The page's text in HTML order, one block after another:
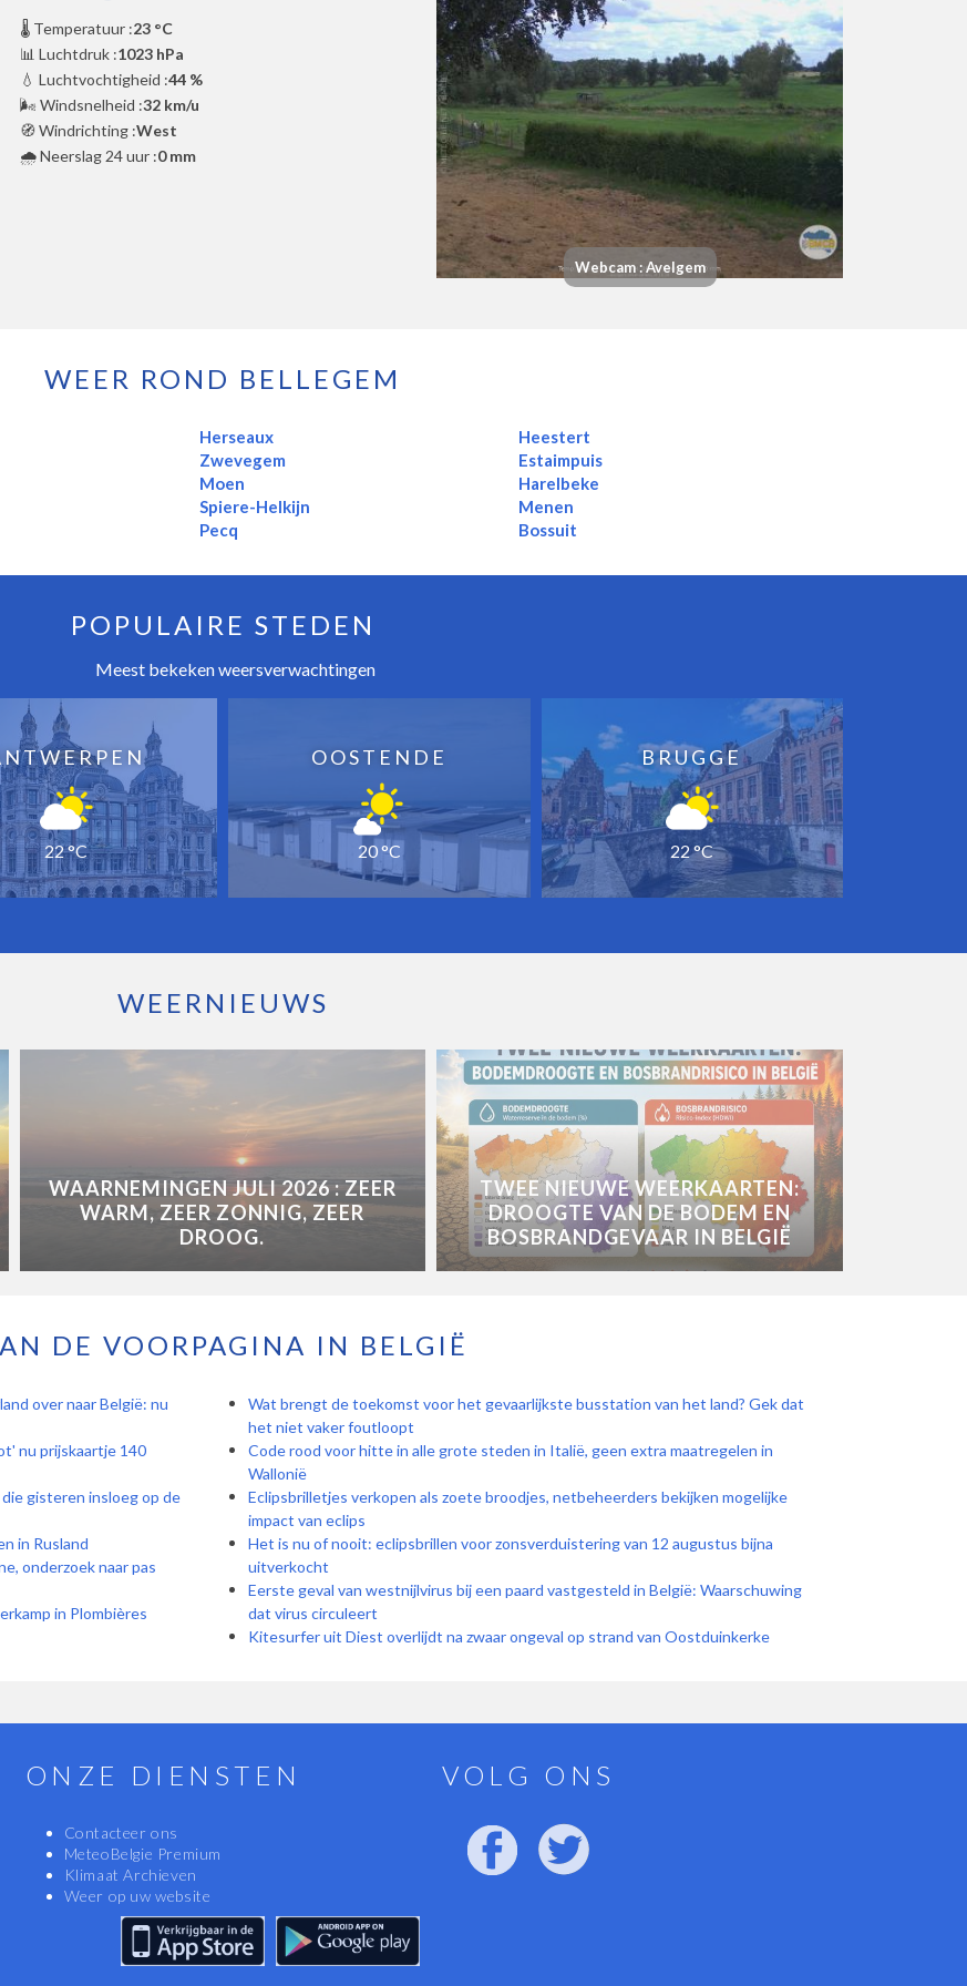
🌡️ Temperatuur :23 °C
📊 Luchtdruk :1023 hPa
💧 Luchtvochtigheid :44 %
🌬️ Windsnelheid :32 km/u
🧭 Windrichting :West
🌧️ Neerslag 24 uur :0 mm
Webcam : Avelgem
WEER ROND BELLEGEM
Herseaux
Zwevegem
Moen
Spiere-Helkijn
Pecq
Heestert
Estaimpuis
Harelbeke
Menen
Bossuit
POPULAIRE STEDEN
Meest bekeken weersverwachtingen
22 °C
OOSTENDE
20 °C
BRUGGE
22 °C
WEERNIEUWS
WAARNEMINGEN JULI 2026 : ZEER
WARM, ZEER ZONNIG, ZEER
DROOG.
TWEE NIEUWE WEERKAARTEN:
DROOGTE VAN DE BODEM EN
BOSBRANDGEVAAR IN BELGIË
DE VOORPAGINA IN BELGIË
over naar België: nu
nu prijskaartje 140
gisteren insloeg op de
in Rusland
onderzoek naar pas
in Plombières
Wat brengt de toekomst voor het gevaarlijkste busstation van het land? Gek dat
het niet vaker foutloopt
Code rood voor hitte in alle grote steden in Italië, geen extra maatregelen in
Wallonië
Eclipsbrilletjes verkopen als zoete broodjes, netbeheerders bekijken mogelijke
impact van eclips
Het is nu of nooit: eclipsbrillen voor zonsverduistering van 12 augustus bijna
uitverkocht
Eerste geval van westnijlvirus bij een paard vastgesteld in België: Waarschuwing
dat virus circuleert
Kitesurfer uit Diest overlijdt na zwaar ongeval op strand van Oostduinkerke
ONZE DIENSTEN
Contacteer ons
MeteoBelgie Premium
Klimaat Archieven
Weer op uw website
VOLG ONS